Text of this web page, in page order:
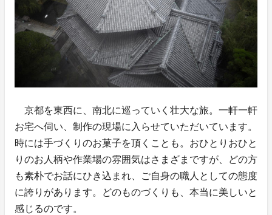
京都を東西に、南北に巡っていく壮大な旅。一軒一軒
お宅へ伺い、制作の現場に入らせていただいています。
時には手づくりのお菓子を頂くことも。おひとりおひと
りのお人柄や作業場の雰囲気はさまざまですが、どの方
も素朴でお話にひき込まれ、ご自身の職人としての態度
に誇りがあります。どのものづくりも、本当に美しいと
感じるのです。